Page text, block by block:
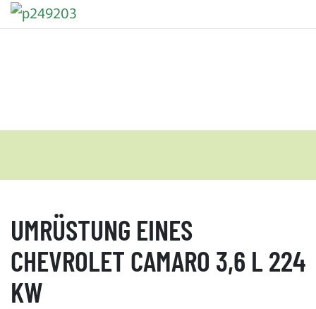
UMRÜSTUNG EINES
CHEVROLET CAMARO 3,6 L 224
KW